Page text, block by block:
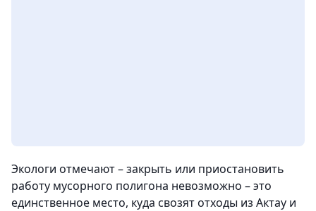
Экологи отмечают – закрыть или приостановить
работу мусорного полигона невозможно – это
единственное место, куда свозят отходы из Актау и